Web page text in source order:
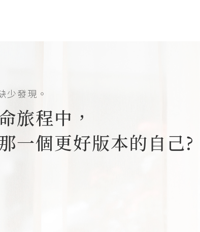
少發現。
旅程中，
一個更好版本的自己?